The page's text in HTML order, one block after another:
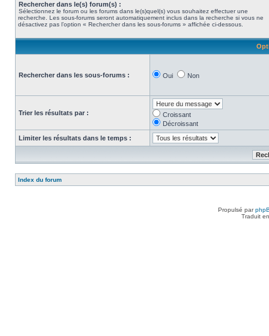
Rechercher dans le(s) forum(s) :
Sélectionnez le forum ou les forums dans le(s)quel(s) vous souhaitez effectuer une
recherche. Les sous-forums seront automatiquement inclus dans la recherche si vous ne
désactivez pas l’option « Rechercher dans les sous-forums » affichée ci-dessous.
Rechercher dans les sous-forums : Oui Non
Trier les résultats par :
Croissant
Décroissant
Limiter les résultats dans le temps :
Index du forum
Propulsé par
Traduit